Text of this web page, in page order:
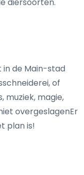
diersoorten.
de Main-stad
of
muziek, magie,
overgeslagenEr
plan is!